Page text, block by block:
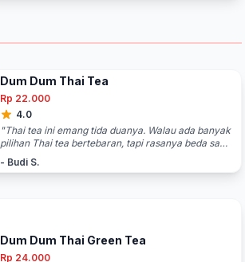
Dum Dum Thai Tea
Rp 22.000
4.0
"Thai tea ini emang tida duanya. Walau ada banyak
pilihan Thai tea bertebaran, tapi rasanya beda sama
yang di sini. Di sini, Thai tea-nya terasa banget,
aroma tehnya kental. Harganya rada lebih tinggi
- Budi S.
Dum Dum Thai Green Tea
Rp 24.000